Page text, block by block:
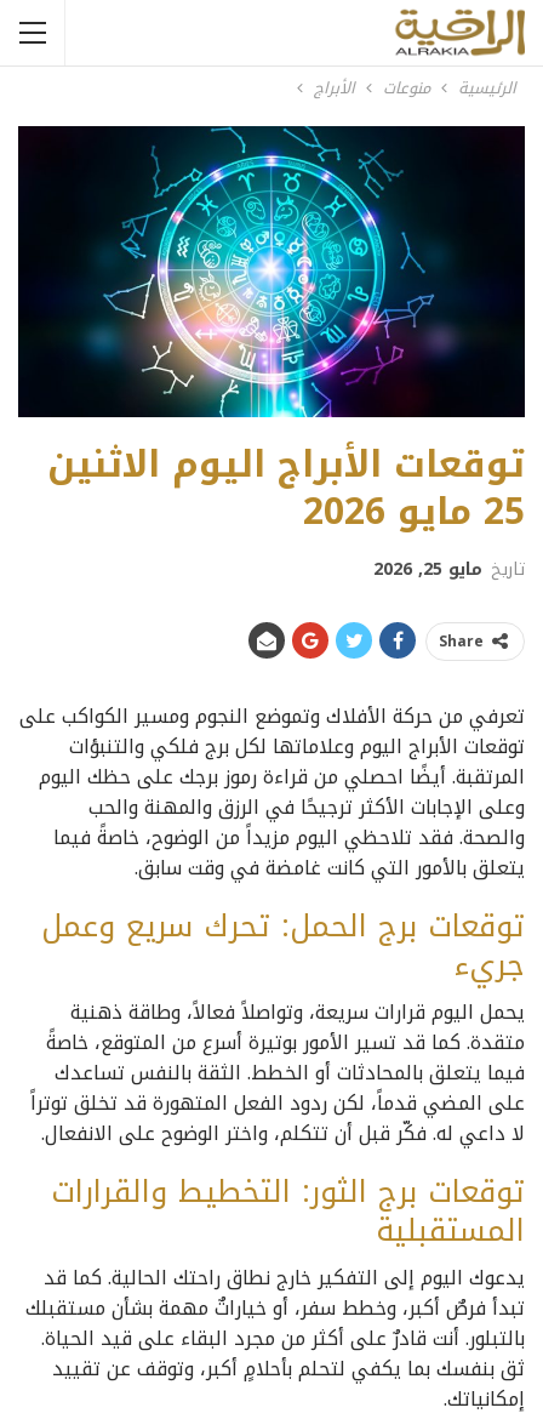
الرئيسية منوعات الأبراج
توقعات الأبراج اليوم الاثنين
25 مايو 2026
تاريخ مايو 25, 2026
Share
تعرفي من حركة الأفلاك وتموضع النجوم ومسير الكواكب على
توقعات الأبراج اليوم وعلاماتها لكل برج فلكي والتنبؤات
المرتقبة. أيضًا احصلي من قراءة رموز برجك على حظك اليوم
وعلى الإجابات الأكثر ترجيحًا في الرزق والمهنة والحب
والصحة. فقد تلاحظي اليوم مزيداً من الوضوح، خاصةً فيما
يتعلق بالأمور التي كانت غامضة في وقت سابق.
توقعات برج الحمل: تحرك سريع وعمل
جريء
يحمل اليوم قرارات سريعة، وتواصلاً فعالاً، وطاقة ذهنية
متقدة. كما قد تسير الأمور بوتيرة أسرع من المتوقع، خاصةً
فيما يتعلق بالمحادثات أو الخطط. الثقة بالنفس تساعدك
على المضي قدماً، لكن ردود الفعل المتهورة قد تخلق توتراً
لا داعي له. فكّر قبل أن تتكلم، واختر الوضوح على الانفعال.
توقعات برج الثور: التخطيط والقرارات
المستقبلية
يدعوك اليوم إلى التفكير خارج نطاق راحتك الحالية. كما قد
تبدأ فرصٌ أكبر، وخطط سفر، أو خياراتٌ مهمة بشأن مستقبلك
بالتبلور. أنت قادرٌ على أكثر من مجرد البقاء على قيد الحياة.
ثق بنفسك بما يكفي لتحلم بأحلامٍ أكبر، وتوقف عن تقييد
إمكانياتك.